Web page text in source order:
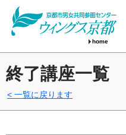
home
終了講座一覧
一覧に戻ります